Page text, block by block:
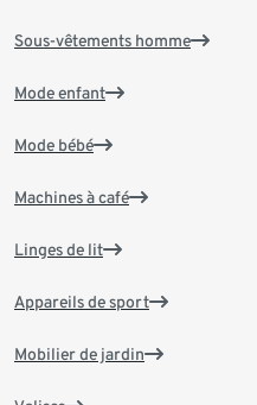
Sous-vêtements homme
Mode enfant
Mode bébé
Machines à café
Linges de lit
Appareils de sport
Mobilier de jardin